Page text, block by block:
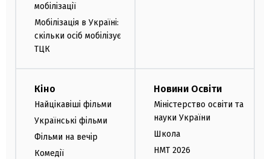
мобілізації
Мобілізація в Україні:
скільки осіб мобілізує
ТЦК
Кіно
Найцікавіші фільми
Українські фільми
Фільми на вечір
Комедії
Новини Освіти
Міністерство освіти та
науки України
Школа
НМТ 2026